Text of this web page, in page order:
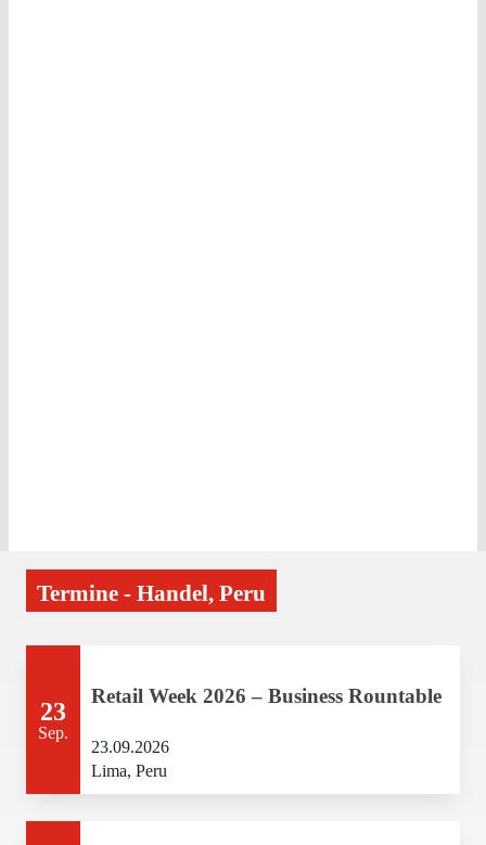
Termine - Handel, Peru
23
Sep.
Retail Week 2026 – Business Rountable
23.09.2026
Lima, Peru